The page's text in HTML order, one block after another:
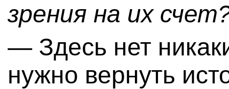
зрения на их
— Здесь нет
нужно вернуть